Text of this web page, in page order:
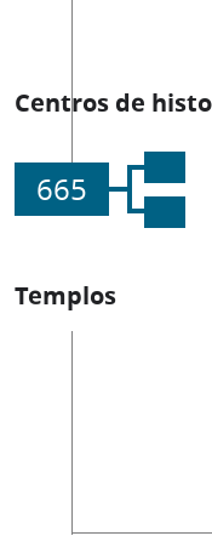
Centros de
665
Templos